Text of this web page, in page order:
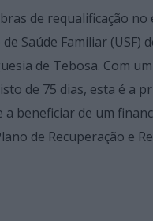
de requalificação no
Saúde Familiar (USF)
de Tebosa. Com
de 75 dias, esta é a
a beneficiar de um
de Recuperação e